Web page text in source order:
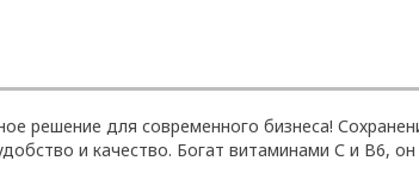
решение для современного бизнеса!
и качество. Богат витаминами С и В6,